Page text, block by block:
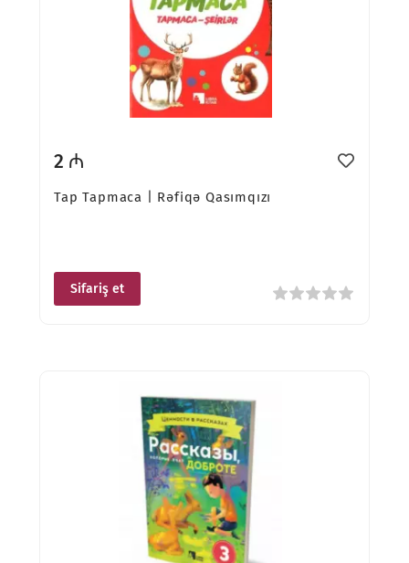
2 ₼
Tap Tapmaca | Rəfiqə Qasımqızı
Sifariş et